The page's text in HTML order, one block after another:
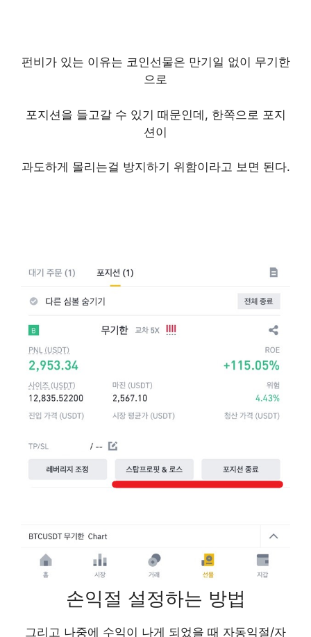
펀비가 있는 이유는 코인선물은 만기일 없이 무기한
으로
포지션을 들고갈 수 있기 때문인데, 한쪽으로 포지
션이
과도하게 몰리는걸 방지하기 위함이라고 보면 된다.
손익절 설정하는 방법​
그리고 나중에 수익이 나게 되었을 때 자동익절/자